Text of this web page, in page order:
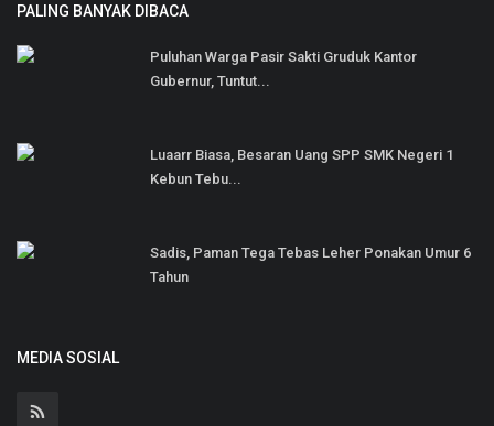
PALING BANYAK DIBACA
Puluhan Warga Pasir Sakti Gruduk Kantor
Gubernur, Tuntut...
Luaarr Biasa, Besaran Uang SPP SMK Negeri 1
Kebun Tebu...
Sadis, Paman Tega Tebas Leher Ponakan Umur 6
Tahun
MEDIA SOSIAL